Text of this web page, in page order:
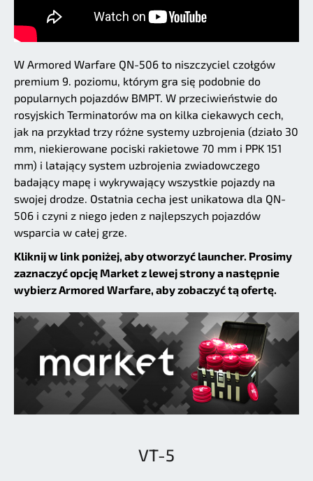
W Armored Warfare QN-506 to niszczyciel czołgów
premium 9. poziomu, którym gra się podobnie do
popularnych pojazdów BMPT. W przeciwieństwie do
rosyjskich Terminatorów ma on kilka ciekawych cech,
jak na przykład trzy różne systemy uzbrojenia (działo 30
mm, niekierowane pociski rakietowe 70 mm i PPK 151
mm) i latający system uzbrojenia zwiadowczego
badający mapę i wykrywający wszystkie pojazdy na
swojej drodze. Ostatnia cecha jest unikatowa dla QN-
506 i czyni z niego jeden z najlepszych pojazdów
wsparcia w całej grze.
Kliknij w link poniżej, aby otworzyć launcher. Prosimy
zaznaczyć opcję Market z lewej strony a następnie
wybierz Armored Warfare, aby zobaczyć tą ofertę.
VT-5